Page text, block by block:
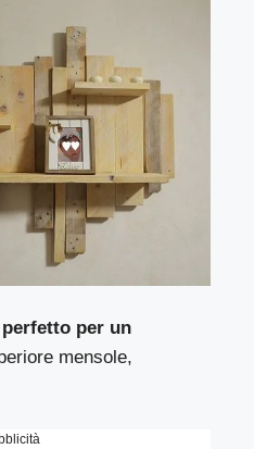
perfetto per un
mensole,